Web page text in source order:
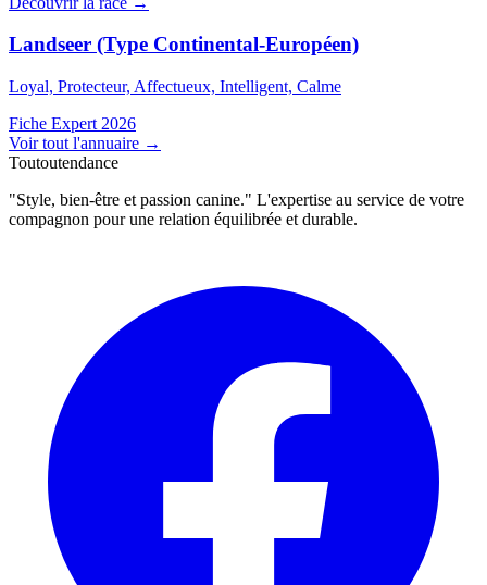
Landseer (Type Continental-Européen)
Loyal, Protecteur, Affectueux, Intelligent, Calme
Fiche Expert 2026
Voir tout l'annuaire →
Toutoutendance
"Style, bien-être et passion canine." L'expertise au service de votre
compagnon pour une relation équilibrée et durable.